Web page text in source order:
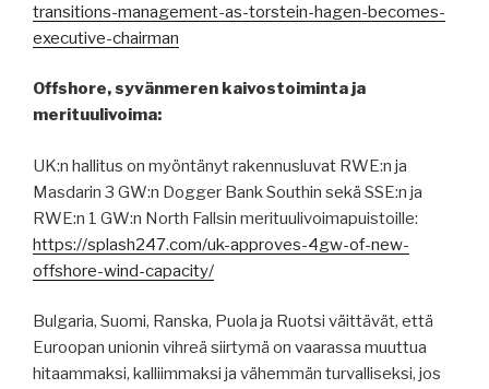
transitions-management-as-torstein-hagen-becomes-
executive-chairman
Offshore, syvänmeren kaivostoiminta ja
merituulivoima:
UK:n hallitus on myöntänyt rakennusluvat RWE:n ja
Masdarin 3 GW:n Dogger Bank Southin sekä SSE:n ja
RWE:n 1 GW:n North Fallsin merituulivoimapuistoille:
https://splash247.com/uk-approves-4gw-of-new-
offshore-wind-capacity/
Bulgaria, Suomi, Ranska, Puola ja Ruotsi väittävät, että
Euroopan unionin vihreä siirtymä on vaarassa muuttua
hitaammaksi, kalliimmaksi ja vähemmän turvalliseksi, jos